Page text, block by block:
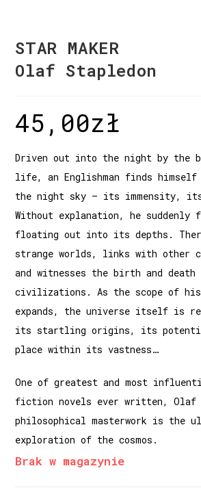
STAR MAKER
Olaf Stapledon
45,00zł
Driven out into the night by the
life, an Englishman finds himself
the night sky – its immensity,
Without explanation, he suddenly
floating out into its depths.
strange worlds, links with other
and witnesses the birth and death
civilizations. As the scope of his
expands, the universe itself is
its startling origins, its
place within its vastness…
One of greatest and most
fiction novels ever written, Olaf
philosophical masterwork is the
exploration of the cosmos.
Brak w magazynie